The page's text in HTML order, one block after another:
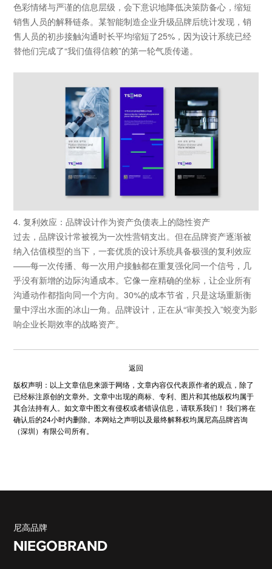
色彩情绪与严谨的信息层级，会下意识地降低决策防备心，缩短
销售人员的解释链条。某智能制造企业升级品牌后统计发现，销
售人员的初步接触沟通时长平均缩短了25%，因为设计系统已经
替他们完成了“我们值得信赖”的第一轮气质传递。
4. 复利效应：品牌设计作为资产负债表上的隐性资产
过去，品牌设计常被视为一次性营销支出。但在品牌资产逐渐被
纳入估值模型的当下，一套优质的设计系统具备极强的复利效应
——每一次传播、每一次用户接触都在重复强化同一个信号，几
乎没有新增的边际沟通成本。它像一座精确的坐标，让企业所有
沟通动作都指向同一个方向。30%的成本节省，只是这场重新衡
量中浮出水面的冰山一角。品牌设计，正在从“审美投入”蜕变为影
响企业长期效率的战略资产。
返回
版权声明：以上文章信息来源于网络，文章内容仅代表原作者的观点，除了
已经标注原创的文章外。文章中出现的商标、专利、图片和其他版权均属于
其合法持有人。如文章中图文有侵权或者错误信息，请联系我们！ 我们将在
确认后的24小时内删除。本网站之声明以及最终解释权均属尼高品牌咨询
（深圳）有限公司所有。
尼高品牌
NIEGOBRAND